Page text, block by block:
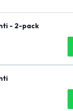
- 2-pack